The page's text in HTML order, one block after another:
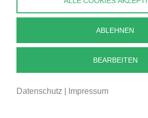
info@perlenpresse.de
Vertrag widerrufen
ABLEHNEN
BEARBEITEN
Datenschutz Impressum